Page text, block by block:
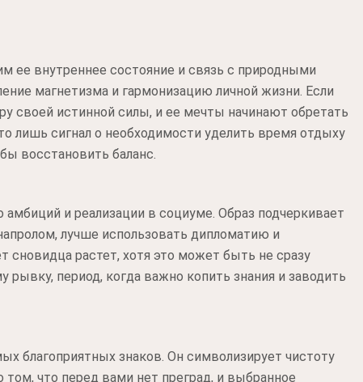
внутреннее состояние и связь с природными
магнетизма и гармонизацию личной жизни. Если
своей истинной силы, и ее мечты начинают обретать
лишь сигнал о необходимости уделить время отдыху
восстановить баланс.
и реализации в социуме. Образ подчеркивает
лучше использовать дипломатию и
сновидца растет, хотя это может быть не сразу
период, когда важно копить знания и заводить
благоприятных знаков. Он символизирует чистоту
что перед вами нет преград, и выбранное